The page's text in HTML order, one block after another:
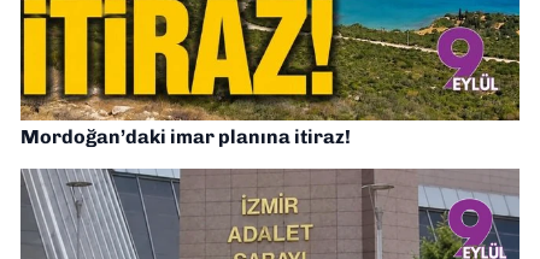
Mordoğan’daki imar planına itiraz!